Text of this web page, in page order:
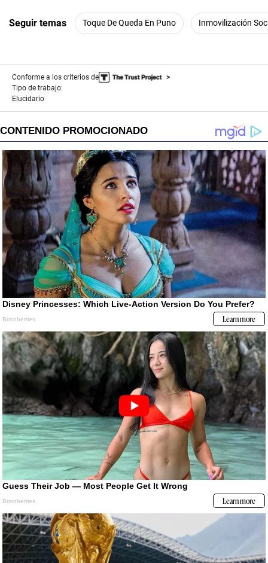
Seguir temas Toque De Queda En Puno Inmovilización
Conforme a los criterios de
Tipo de trabajo:
Elucidario